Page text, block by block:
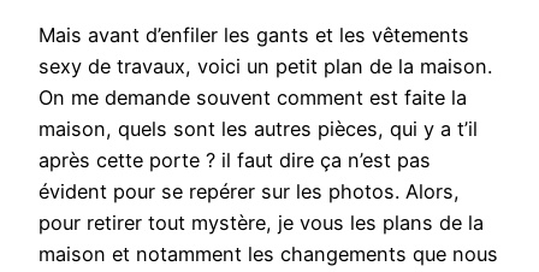
Mais avant d’enfiler les gants et les vêtements
sexy de travaux, voici un petit plan de la maison.
On me demande souvent comment est faite la
maison, quels sont les autres pièces, qui y a t’il
après cette porte ? il faut dire ça n’est pas
évident pour se repérer sur les photos. Alors,
pour retirer tout mystère, je vous les plans de la
maison et notamment les changements que nous